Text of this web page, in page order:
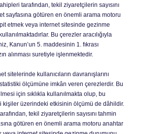
tarafından, tekil ziyaretçilerin sayısını
sayfasına götüren en önemli arama motoru
etmek veya internet sitesinde gezinme
Bu çerezler aracılığıyla
Kanun’un 5. maddesinin 1. fıkrası
alınması suretiyle işlenmektedir.
sitelerinde kullanıcıların davranışlarını
ölçümüne imkân veren çerezlerdir. Bu
için sıklıkla kullanılmakta olup, bu
kişiler üzerindeki etkisinin ölçümü de dâhildir.
tekil ziyaretçilerin sayısını tahmin
götüren en önemli arama motoru anahtar